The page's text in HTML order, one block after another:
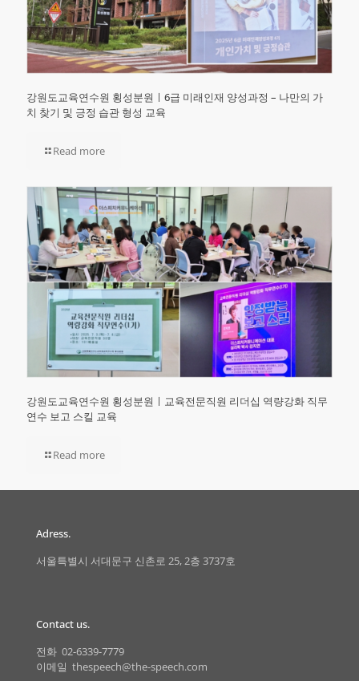
강원도교육연수원 횡성분원ㅣ6급 미래인재 양성과정 – 나만의 가
치 찾기 및 긍정 습관 형성 교육
Read more
강원도교육연수원 횡성분원ㅣ교육전문직원 리더십 역량강화 직무
연수 보고 스킬 교육
Read more
Adress.
서울특별시 서대문구 신촌로 25, 2층 3737호
Contact us.
전화 02-6339-7779
이메일 thespeech@the-speech.com